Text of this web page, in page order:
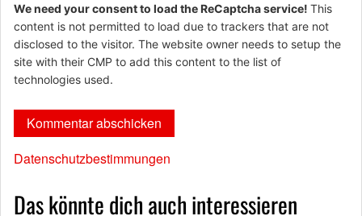
We need your consent to load the ReCaptcha service! This
content is not permitted to load due to trackers that are not
disclosed to the visitor. The website owner needs to setup the
site with their CMP to add this content to the list of
technologies used.
Datenschutzbestimmungen
Das könnte dich auch interessieren